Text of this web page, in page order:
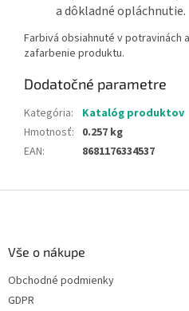
a dôkladné opláchnutie.
Farbivá obsiahnuté v potravinách
zafarbenie produktu.
Dodatočné parametre
Kategória:
Katalóg produktov
Hmotnosť: 0.257 kg
EAN: 8681176334537
Vše o nákupe
Obchodné podmienky
GDPR